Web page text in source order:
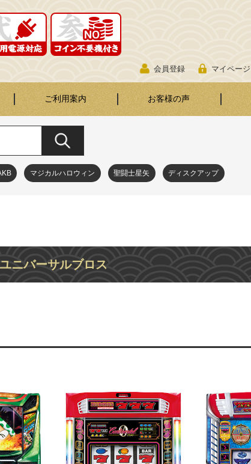
会員登録 マイページ
ご利用案内 お客様の声
マジカルハロウィン 聖闘士星矢 ディスクアップ
ユニバーサルブロス